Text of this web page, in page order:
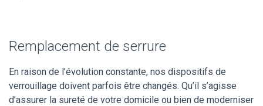
Remplacement de serrure
En raison de l’évolution constante, nos dispositifs de
verrouillage doivent parfois être changés. Qu’il s’agisse
d’assurer la sureté de votre domicile ou bien de moderniser